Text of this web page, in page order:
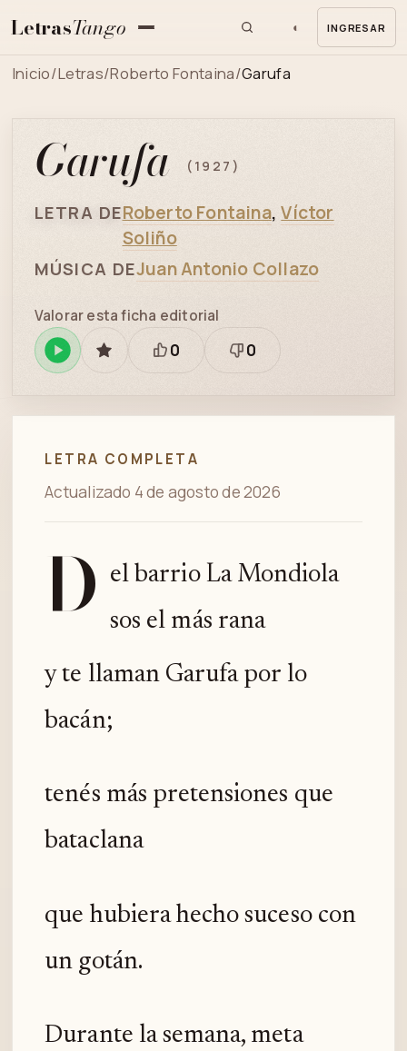
LetrasTango ◐ INGRESAR
Inicio/Letras/Roberto Fontaina/Garufa
Garufa (1927)
LETRA DERoberto Fontaina,Víctor
Soliño
MÚSICA DEJuan Antonio Collazo
ReproducirGUARDAR
Valorar esta ficha editorial
Está
0
Necesita
0
LETRA COMPLETA
Actualizado 4 de agosto de 2026
D
el barrio La Mondiola
sos el más rana
y te llaman Garufa por lo
bacán;
tenés más pretensiones que
bataclana
que hubiera hecho suceso con
un gotán.
Durante la semana, meta